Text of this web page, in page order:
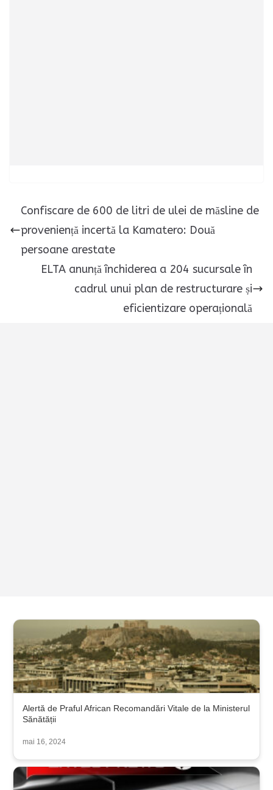
Confiscare de 600 de litri de ulei de măsline de
proveniență incertă la Kamatero: Două
persoane arestate
ELTA anunță închiderea a 204 sucursale în
cadrul unui plan de restructurare și
eficientizare operațională
Alertă de Praful African Recomandări Vitale de la Ministerul
Sănătății
mai 16, 2024